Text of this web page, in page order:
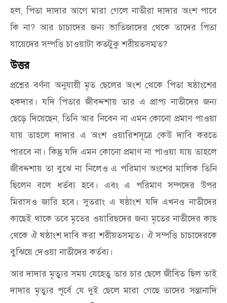
হল, পিতা দাদার আগে মারা গেলে নাতীরা দাদার অংশ পাবে
কি না? আর চাচাদের জন্য ভাতিজাদের থেকে তাদের পিতা
যায়েদের সম্পত্তি চাওয়াটা কতটুকু শরীয়তসম্মত?
উত্তর
প্রশ্নের বর্ণনা অনুযায়ী মৃত ছেলের অংশ থেকে পিতা ষষ্ঠাংশের
হকদার। যদি পিতার জীবদ্দশায় তার এ প্রাপ্য নাতীদের জন্য
ছেড়ে দিয়েছেন, তিনি আর নিবেন না এমন কোনো প্রমাণ পাওয়া
যায় তাহলে দাদার এ অংশ ওয়ারিশসূত্রে কেউ দাবি করতে
পারবে না। কিন্তু যদি এমন কোনো প্রমাণ না পাওয়া যায় তাহলে
জীবদ্দশায় তা বুঝে না নিলেও এ পরিমাণ অংশের মালিক তিনি
ছিলেন বলে ধর্তব্য হবে। এবং এ পরিমাণ সম্পদের উপর
মিরাসও জারি হবে। সুতরাং এ ষষ্ঠাংশ যদি এখনও নাতীদের
কাছেই থাকে তবে মৃতের ওয়ারিছদের জন্য মৃতের নাতীদের কাছ
থেকে ঐ ষষ্ঠাংশ দাবি করা শরীয়তসম্মত। ঐ সম্পত্তি চাচাদেরকে
বুঝিয়ে দেওয়া নাতীদের কর্তব্য।
আর দাদার মৃত্যুর সময় যেহেতু তার চার ছেলে জীবিত ছিল তাই
দাদার মৃত্যুর পূর্বে যে দুই ছেলে মারা গেছে তাদের সন্তানাদি